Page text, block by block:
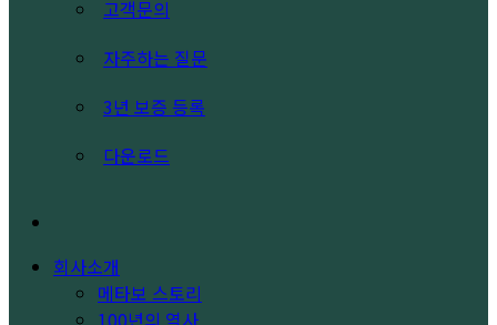
고객문의
자주하는 질문
3년 보증 등록
다운로드
회사소개
메타보 스토리
100년의 역사